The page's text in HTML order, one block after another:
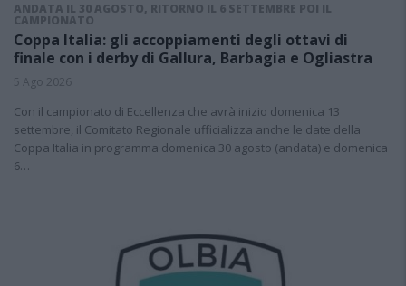
ANDATA IL 30 AGOSTO, RITORNO IL 6 SETTEMBRE POI IL
CAMPIONATO
Coppa Italia: gli accoppiamenti degli ottavi di
finale con i derby di Gallura, Barbagia e Ogliastra
5 Ago 2026
Con il campionato di Eccellenza che avrà inizio domenica 13
settembre, il Comitato Regionale ufficializza anche le date della
Coppa Italia in programma domenica 30 agosto (andata) e domenica
6…